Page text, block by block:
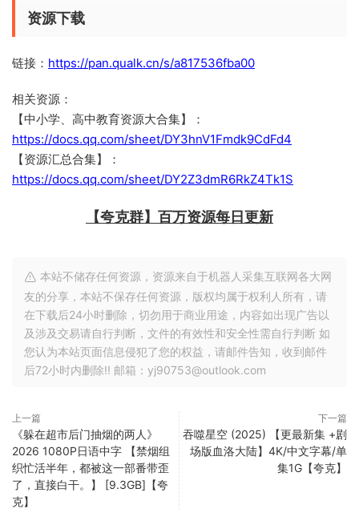
资源下载
链接： https://pan.qualk.cn/s/a817536fba00
相关资源：
【中小学、高中教育资源大合集】：
https://docs.qq.com/sheet/DY3hnV1Fmdk9CdFd4
【资源汇总合集】：
https://docs.qq.com/sheet/DY2Z3dmR6RkZ4Tk1S
【夸克群】百万资源每日更新
本站不储存任何资源，资源来自于机器人采集互联网各大网
友的分享，本站不保存任何资源，版权均属于权利人所有，请
在下载后24小时删除，切勿用于商业用途，内容如出现广告以
及涉及交易请自行判断，文件的有效性和安全性需自行判断 如
您认为本站页面信息侵犯了您的权益，请邮件告知，收到邮件
后72小时内删除!! 邮箱：yj90753@outlook.com
上一篇
《躲在超市后门抽烟的两人》
2026 1080P日语中字 【禁烟组
织忙活半年，都被这一部番带歪
了，直接白干。】 [9.3GB]【夸
克】
下一篇
吞噬星空 (2025) 【更最新集 +剧
场版血洛大陆】4K/中文字幕/单
集1G【夸克】